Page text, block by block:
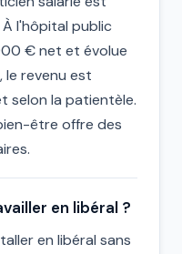
l'hôpital public
€ net et évolue
le revenu est
selon la patientèle.
être offre des
en libéral ?
en libéral sans